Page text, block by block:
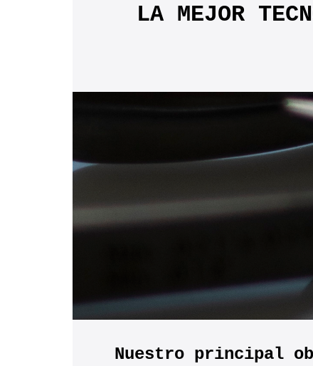
LA MEJOR
Nuestro principal